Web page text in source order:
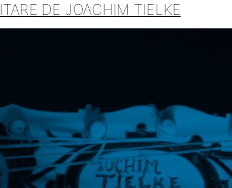
DE JOACHIM TIELKE